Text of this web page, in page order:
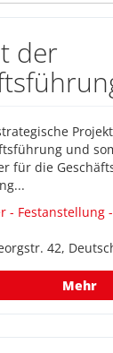
der
und
für die
- Festanstellung
42,
Mehr